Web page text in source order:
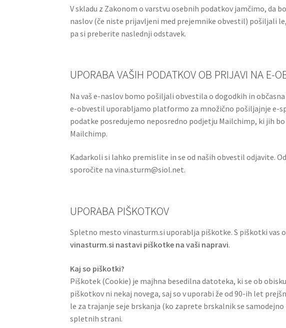
V skladu z Zakonom o varstvu osebnih podatkov jamčimo, da
naslov (če niste prijavljeni med prejemnike obvestil) pošiljali
pa si preberite naslednji odstavek.
UPORABA VAŠIH PODATKOV OB PRIJAVI NA E-
Na vaš e-naslov bomo pošiljali obvestila o dogodkih in
e-obvestil uporabljamo platformo za množično pošiljajnje e-
podatke posredujemo neposredno podjetju Mailchimp, ki jih
Mailchimp.
Kadarkoli si lahko premislite in se od naših obvestil odjavite.
sporočite na vina.sturm@siol.net.
UPORABA PIŠKOTKOV
Spletno mesto vinasturm.si uporablja piškotke. S piškotki vas
vinasturm.si nastavi piškotke na vaši napravi.
Kaj so piškotki?
Piškotek (Cookie) je majhna besedilna datoteka, ki se ob
piškotkov ni nekaj novega, saj so v uporabi že od 90-ih let
le za trajanje seje brskanja (ko zaprete brskalnik se
spletnih strani.